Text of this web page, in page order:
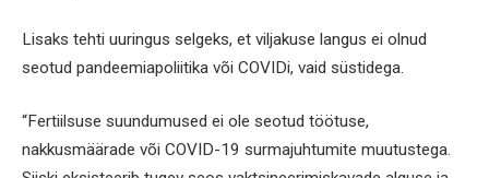
Lisaks tehti uuringus selgeks, et viljakuse langus ei olnud
seotud pandeemiapoliitika või COVIDi, vaid süstidega.
“Fertiilsuse suundumused ei ole seotud töötuse,
nakkusmäärade või COVID-19 surmajuhtumite muutustega.